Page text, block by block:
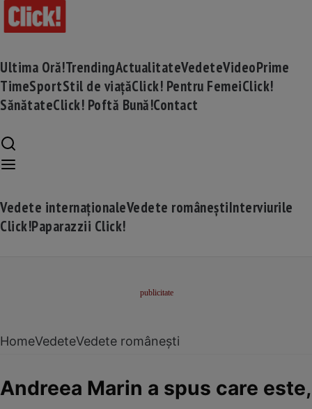
Ultima Oră!TrendingActualitateVedeteVideoPrime
TimeSportStil de viațăClick! Pentru FemeiClick!
SănătateClick! Poftă Bună!Contact
Vedete internaționaleVedete româneștiInterviurile
Click!Paparazzii Click!
HomeVedeteVedete românești
Andreea Marin a spus care